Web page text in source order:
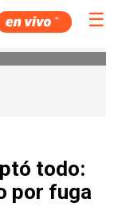
☰
todo:
por fuga